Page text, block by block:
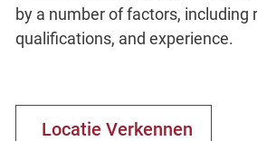
by a number of factors, including
qualifications, and experience.
Locatie Verkennen